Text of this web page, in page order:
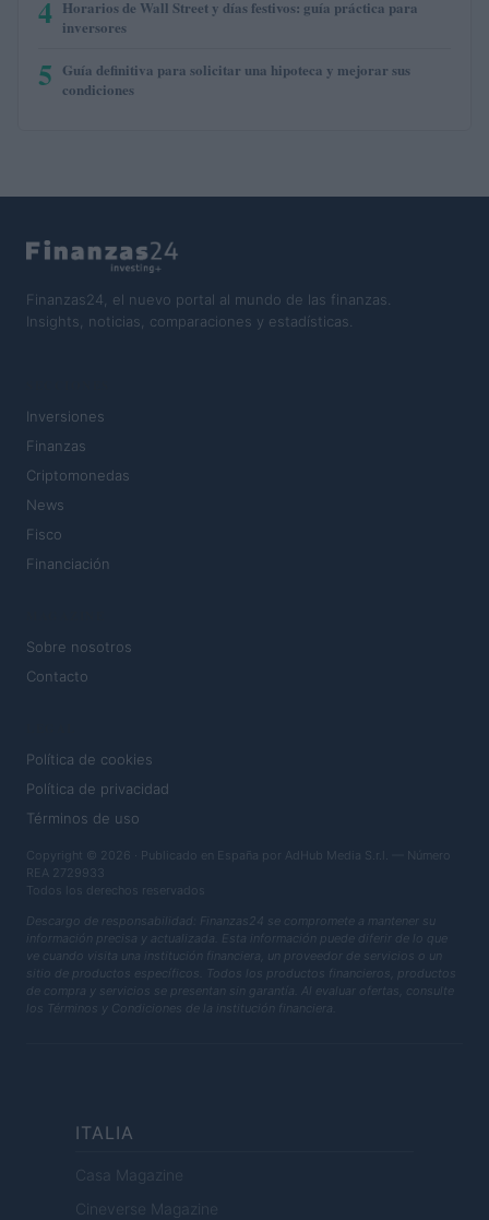
4 Horarios de Wall Street y días festivos: guía práctica para
inversores
5 Guía definitiva para solicitar una hipoteca y mejorar sus
condiciones
Finanzas24, el nuevo portal al mundo de las finanzas.
Insights, noticias, comparaciones y estadísticas.
Inversiones
Finanzas
Criptomonedas
News
Fisco
Financiación
Sobre nosotros
Contacto
Política de cookies
Política de privacidad
Términos de uso
Copyright © 2026 · Publicado en España por AdHub Media S.r.l. — Número
REA 2729933
Todos los derechos reservados
Descargo de responsabilidad: Finanzas24 se compromete a mantener su
información precisa y actualizada. Esta información puede diferir de lo que
ve cuando visita una institución financiera, un proveedor de servicios o un
sitio de productos específicos. Todos los productos financieros, productos
de compra y servicios se presentan sin garantía. Al evaluar ofertas, consulte
los Términos y Condiciones de la institución financiera.
ITALIA
Casa Magazine
Cineverse Magazine